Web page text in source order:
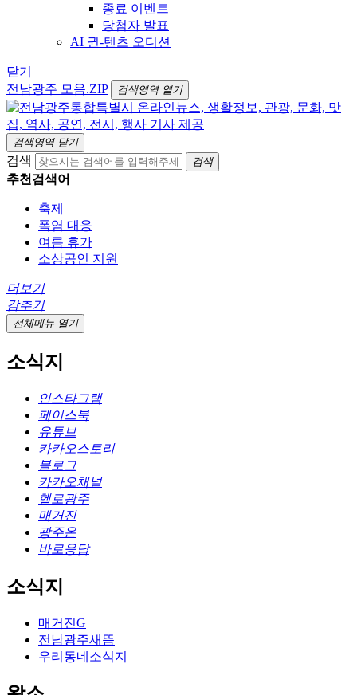
종료 이벤트
당첨자 발표
AI 귄-텐츠 오디션
닫기
전남광주 모음.ZIP
검색영역 열기
검색영역 닫기
검색 검색
추천검색어
축제
폭염 대응
여름 휴가
소상공인 지원
더보기
감추기
전체메뉴 열기
소식지
인스타그램
페이스북
유튜브
카카오스토리
블로그
카카오채널
헬로광주
매거진
광주온
바로응답
소식지
매거진G
전남광주새뜸
우리동네소식지